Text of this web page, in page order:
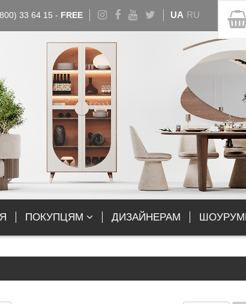
33 64 15 - FREE UA RU
ПОКУПЦЯМ ДИЗАЙНЕРАМ